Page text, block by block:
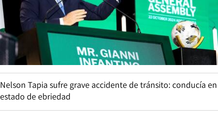
Nelson Tapia sufre grave accidente de tránsito: conducía en
estado de ebriedad